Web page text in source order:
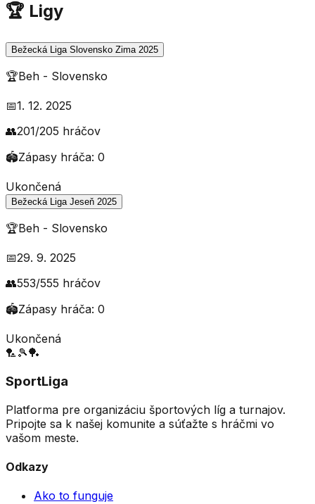
🏆 Ligy
Bežecká Liga Slovensko Zima 2025
🏆Beh - Slovensko
📅1. 12. 2025
👥201/205 hráčov
🏟️Zápasy hráča: 0
Ukončená
Bežecká Liga Jeseň 2025
🏆Beh - Slovensko
📅29. 9. 2025
👥553/555 hráčov
🏟️Zápasy hráča: 0
Ukončená
🏸 🎾🏓
SportLiga
Platforma pre organizáciu športových líg a turnajov.
Pripojte sa k našej komunite a súťažte s hráčmi vo
vašom meste.
Odkazy
Ako to funguje